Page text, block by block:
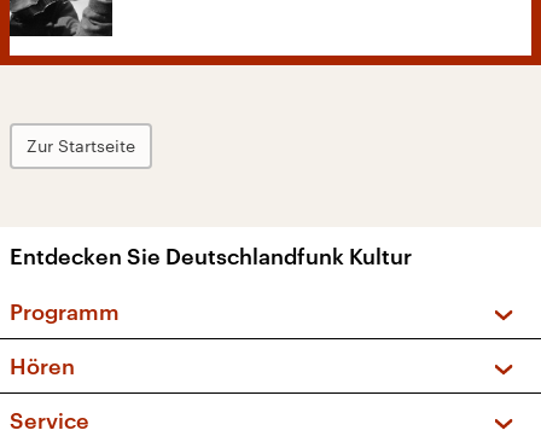
Zur Startseite
Entdecken Sie Deutschlandfunk Kultur
Programm
Sendungen und Podcasts
Musikliste
Hören
Service